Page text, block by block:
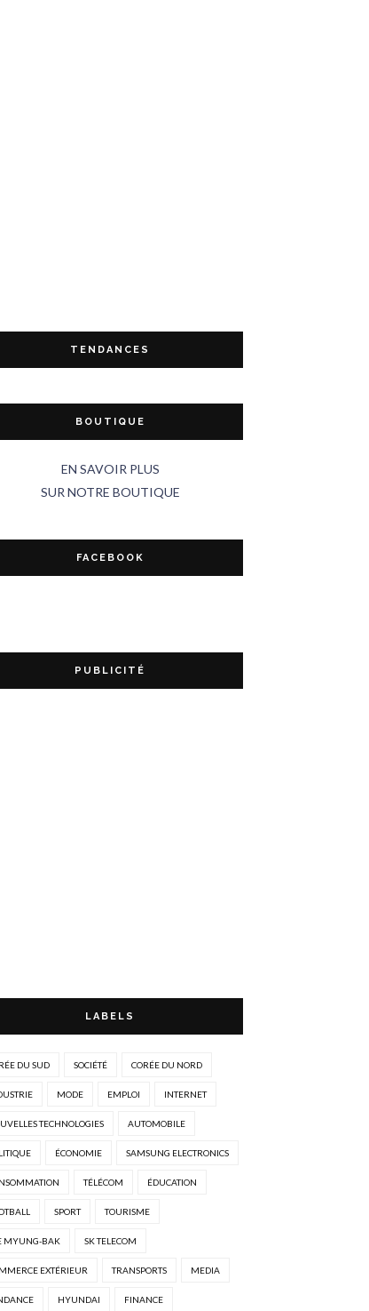
TENDANCES
BOUTIQUE
EN SAVOIR PLUS
SUR NOTRE BOUTIQUE
FACEBOOK
PUBLICITÉ
LABELS
DU SUD SOCIÉTÉ CORÉE DU NORD
MODE EMPLOI INTERNET
TECHNOLOGIES AUTOMOBILE
ÉCONOMIE SAMSUNG ELECTRONICS
TÉLÉCOM ÉDUCATION
SPORT TOURISME
MYUNG-BAK SK TELECOM
EXTÉRIEUR TRANSPORTS MEDIA
HYUNDAI FINANCE